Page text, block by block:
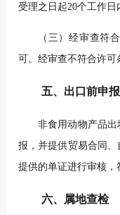
受理之日起20个工作日
（三）经审查符
可。经审查不符合许可
五、出口前申报
非食用动物产品
报，并提供贸易合同
提供的单证进行审核，
六、属地查检